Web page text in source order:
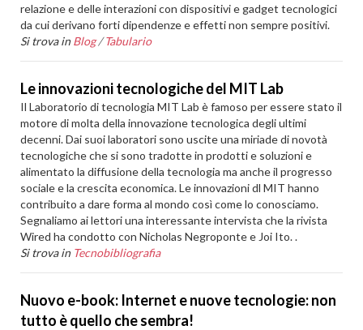
relazione e delle interazioni con dispositivi e gadget tecnologici
da cui derivano forti dipendenze e effetti non sempre positivi.
Si trova in Blog /Tabulario
Le innovazioni tecnologiche del MIT Lab
Il Laboratorio di tecnologia MIT Lab è famoso per essere stato il
motore di molta della innovazione tecnologica degli ultimi
decenni. Dai suoi laboratori sono uscite una miriade di novotà
tecnologiche che si sono tradotte in prodotti e soluzioni e
alimentato la diffusione della tecnologia ma anche il progresso
sociale e la crescita economica. Le innovazioni dl MIT hanno
contribuito a dare forma al mondo così come lo conosciamo.
Segnaliamo ai lettori una interessante intervista che la rivista
Wired ha condotto con Nicholas Negroponte e Joi Ito. .
Si trova in Tecnobibliografia
Nuovo e-book: Internet e nuove tecnologie: non
tutto è quello che sembra!